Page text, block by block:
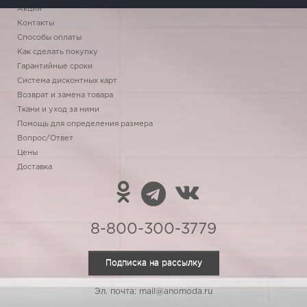
Акции
Контакты
Способы оплаты
Как сделать покупку
Гарантийные сроки
Система дисконтных карт
Возврат и замена товара
Ткани и уход за ними
Помощь для определения размера
Вопрос/Ответ
Цены
Доставка
8-800-300-3779
Подписка на рассылку
Эл. почта: mail@anomoda.ru